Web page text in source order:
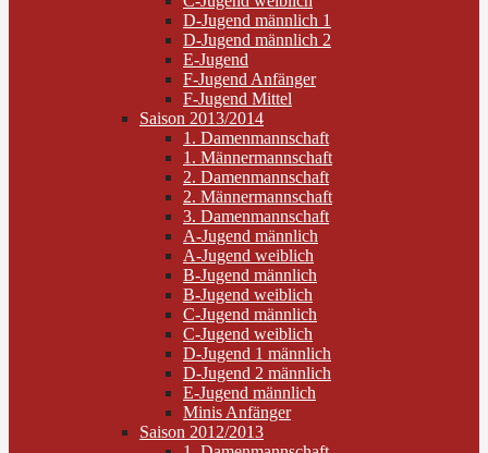
D-Jugend männlich 1
D-Jugend männlich 2
E-Jugend
F-Jugend Anfänger
F-Jugend Mittel
Saison 2013/2014
1. Damenmannschaft
1. Männermannschaft
2. Damenmannschaft
2. Männermannschaft
3. Damenmannschaft
A-Jugend männlich
A-Jugend weiblich
B-Jugend männlich
B-Jugend weiblich
C-Jugend männlich
C-Jugend weiblich
D-Jugend 1 männlich
D-Jugend 2 männlich
E-Jugend männlich
Minis Anfänger
Saison 2012/2013